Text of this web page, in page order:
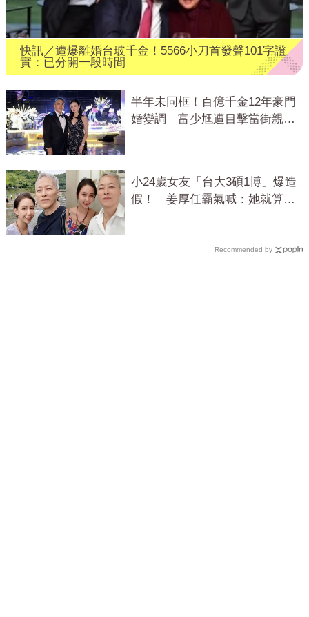
快訊／遭爆離婚台玻千金！5566小刀首發聲101字證
實：已分開一段時間
半年未同框！百億千金12年豪門
婚變調 富少尪遭目擊當街親吻
小24歲女友「台大3碩1博」爆造
假！ 姜厚任霸氣喊：她就算文
Recommended by